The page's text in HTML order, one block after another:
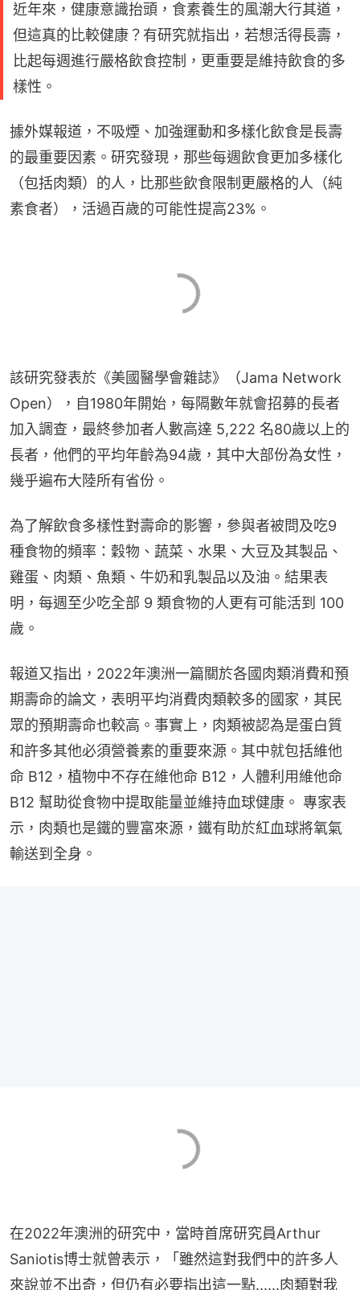
近年來，健康意識抬頭，食素養生的風潮大行其道，
但這真的比較健康？有研究就指出，若想活得長壽，
比起每週進行嚴格飲食控制，更重要是維持飲食的多
樣性。
據外媒報道，不吸煙、加強運動和多樣化飲食是長壽
的最重要因素。研究發現，那些每週飲食更加多樣化
（包括肉類）的人，比那些飲食限制更嚴格的人（純
素食者），活過百歲的可能性提高23%。
該研究發表於《美國醫學會雜誌》（Jama Network
Open），自1980年閞始，每隔數年就會招募的長者
加入調查，最終參加者人數高達 5,222 名80歲以上的
長者，他們的平均年齡為94歲，其中大部份為女性，
幾乎遍布大陸所有省份。
為了解飲食多樣性對壽命的影響，參與者被問及吃9
種食物的頻率：穀物、蔬菜、水果、大豆及其製品、
雞蛋、肉類、魚類、牛奶和乳製品以及油。結果表
明，每週至少吃全部 9 類食物的人更有可能活到 100
歲。
報道又指出，2022年澳洲一篇關於各國肉類消費和預
期壽命的論文，表明平均消費肉類較多的國家，其民
眾的預期壽命也較高。事實上，肉類被認為是蛋白質
和許多其他必須營養素的重要來源。其中就包括維他
命 B12，植物中不存在維他命 B12，人體利用維他命
B12 幫助從食物中提取能量並維持血球健康。 專家表
示，肉類也是鐵的豐富來源，鐵有助於紅血球將氧氣
輸送到全身。
在2022年澳洲的研究中，當時首席研究員Arthur
Saniotis博士就曾表示，「雖然這對我們中的許多人
來說並不出奇，但仍有必要指出這一點......肉類對我